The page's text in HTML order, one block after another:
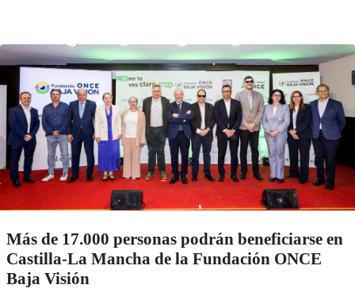
Más de 17.000 personas podrán beneficiarse en
Castilla-La Mancha de la Fundación ONCE
Baja Visión